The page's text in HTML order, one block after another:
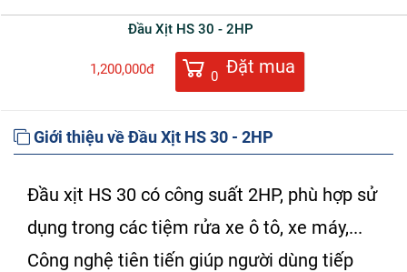
Đầu Xịt HS 30 - 2HP
1,200,000đ 0 Đặt mua
Giới thiệu về Đầu Xịt HS 30 - 2HP
Đầu xịt HS 30 có công suất 2HP, phù hợp sử
dụng trong các tiệm rửa xe ô tô, xe máy,...
Công nghệ tiên tiến giúp người dùng tiếp